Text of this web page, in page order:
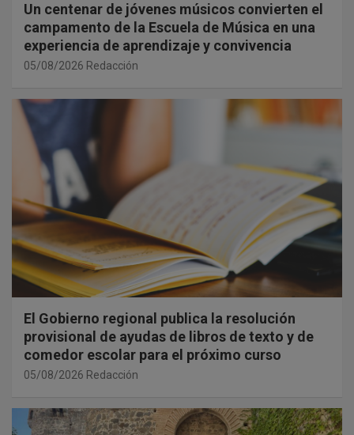
Un centenar de jóvenes músicos convierten el
campamento de la Escuela de Música en una
experiencia de aprendizaje y convivencia
05/08/2026 Redacción
El Gobierno regional publica la resolución
provisional de ayudas de libros de texto y de
comedor escolar para el próximo curso
05/08/2026 Redacción